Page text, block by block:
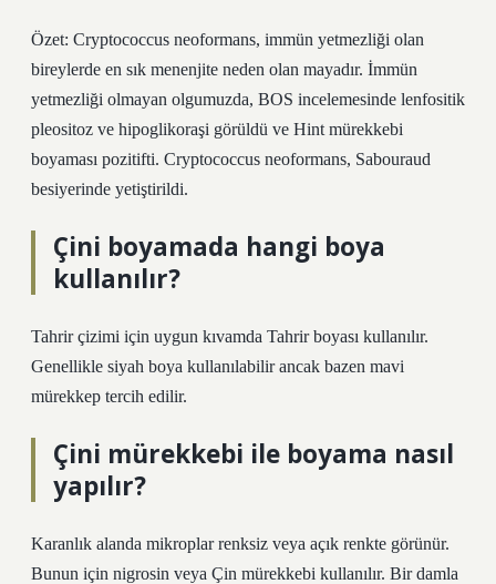
Özet: Cryptococcus neoformans, immün yetmezliği olan
bireylerde en sık menenjite neden olan mayadır. İmmün
yetmezliği olmayan olgumuzda, BOS incelemesinde lenfositik
pleositoz ve hipoglikoraşi görüldü ve Hint mürekkebi
boyaması pozitifti. Cryptococcus neoformans, Sabouraud
besiyerinde yetiştirildi.
Çini boyamada hangi boya
kullanılır?
Tahrir çizimi için uygun kıvamda Tahrir boyası kullanılır.
Genellikle siyah boya kullanılabilir ancak bazen mavi
mürekkep tercih edilir.
Çini mürekkebi ile boyama nasıl
yapılır?
Karanlık alanda mikroplar renksiz veya açık renkte görünür.
Bunun için nigrosin veya Çin mürekkebi kullanılır. Bir damla